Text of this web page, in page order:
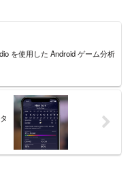
を使用した Android ゲーム分析